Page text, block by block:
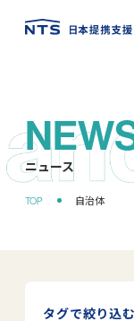
ニュース
タグで絞り込む